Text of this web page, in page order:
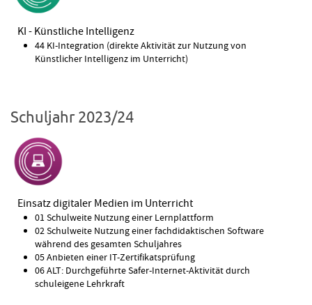
KI - Künstliche Intelligenz
44 KI-Integration (direkte Aktivität zur Nutzung von
Künstlicher Intelligenz im Unterricht)
Schuljahr 2023/24
Einsatz digitaler Medien im Unterricht
01 Schulweite Nutzung einer Lernplattform
02 Schulweite Nutzung einer fachdidaktischen Software
während des gesamten Schuljahres
05 Anbieten einer IT-Zertifikatsprüfung
06 ALT: Durchgeführte Safer-Internet-Aktivität durch
schuleigene Lehrkraft